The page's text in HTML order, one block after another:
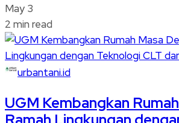
May 3
2 min read
urbantani.id
UGM Kembangkan